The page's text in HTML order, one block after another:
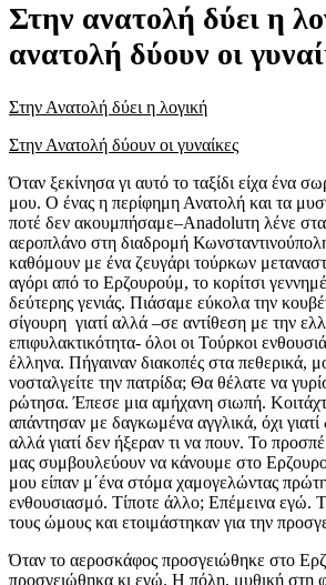
Στην ανατολή δύει η
ανατολή δύουν οι
Στην Ανατολή δύει η λογική
Στην Ανατολή δύουν οι γυναίκες
Όταν ξεκίνησα γι αυτό το ταξίδι είχα ένα
μου. Ο ένας η περίφημη Ανατολή και τα
ποτέ δεν ακουμπήσαμε–Anadoluτη λένε
αεροπλάνο στη διαδρομή
καθόμουν με ένα ζευγάρι τούρκων
αγόρι από το Ερζουρούμ, το κορίτσι
δεύτερης γενιάς. Πιάσαμε εύκολα την
σίγουρη γιατί αλλά –σε αντίθεση με την
επιφυλακτικότητα- όλοι οι Τούρκοι
έλληνα. Πήγαιναν διακοπές στα πεθερικά,
νοσταλγείτε την πατρίδα; Θα θέλατε να
ρώτησα. Έπεσε μια αμήχανη σιωπή.
απάντησαν με δαγκωμένα αγγλικά, όχι
αλλά γιατί δεν ήξεραν τι να πουν. Το
μας συμβουλεύουν να κάνουμε στο
μου είπαν μ΄ένα στόμα χαμογελώντας
ενθουσιασμό. Τίποτε άλλο; Επέμεινα εγώ.
τους ώμους και ετοιμάστηκαν για την
Όταν το αεροσκάφος προσγειώθηκε στο
προσγειώθηκα κι εγώ. Η πόλη, μυθική στη